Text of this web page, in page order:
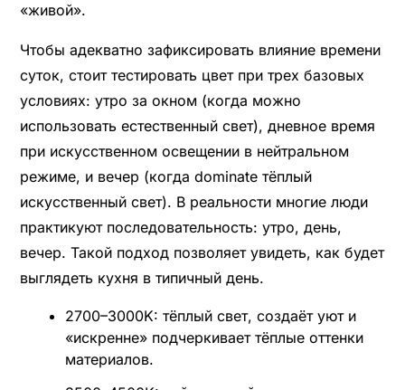
«живой».
Чтобы адекватно зафиксировать влияние времени
суток, стоит тестировать цвет при трех базовых
условиях: утро за окном (когда можно
использовать естественный свет), дневное время
при искусственном освещении в нейтральном
режиме, и вечер (когда dominate тёплый
искусственный свет). В реальности многие люди
практикуют последовательность: утро, день,
вечер. Такой подход позволяет увидеть, как будет
выглядеть кухня в типичный день.
2700–3000K: тёплый свет, создаёт уют и
«искренне» подчеркивает тёплые оттенки
материалов.